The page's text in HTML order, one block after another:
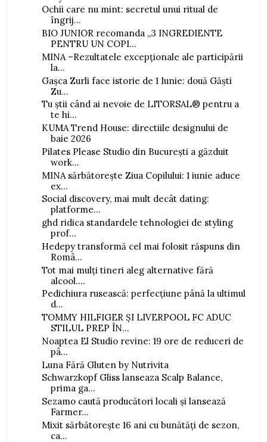
Ochii care nu mint: secretul unui ritual de
îngrij...
BIO JUNIOR recomanda „3 INGREDIENTE
PENTRU UN COPI...
MINA –Rezultatele excepționale ale participării
la...
Gașca Zurli face istorie de 1 Iunie: două Găști
Zu...
Tu știi când ai nevoie de LITORSAL® pentru a
te hi...
KUMA Trend House: directiile designului de
baie 2026
Pilates Please Studio din București a găzduit
work...
MINA sărbătorește Ziua Copilului: 1 iunie aduce
ex...
Social discovery, mai mult decât dating:
platforme...
ghd ridica standardele tehnologiei de styling
prof...
Hedepy transformă cel mai folosit răspuns din
Româ...
Tot mai mulți tineri aleg alternative fără
alcool....
Pedichiura rusească: perfecțiune până la ultimul
d...
TOMMY HILFIGER ȘI LIVERPOOL FC ADUC
STILUL PREP ÎN...
Noaptea El Studio revine: 19 ore de reduceri de
pâ...
Luna Fără Gluten by Nutrivita
Schwarzkopf Gliss lanseaza Scalp Balance,
prima ga...
Sezamo caută producători locali și lansează
Farmer...
Mixit sărbătorește 16 ani cu bunătăți de sezon,
ca...